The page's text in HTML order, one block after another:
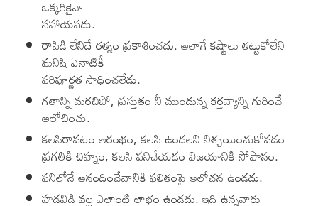
Christianity
Hinduism
Hindi
Lyrics in Hindi – Devotional Songs
Lyrics in Hindi – Movie Songs
Tamil
Lyrics in Tamil – Devotional Songs
Lyrics in Tamil – Movie Songs
Kannada
Lyrics in Kannada – Movie Songs
ఒక్కరికైనా
సహాయపడు.
రాపిడి లేనిదే రత్నం ప్రకాశించదు. అలాగే కష్టాలు తట్టుకోలేని
మనిషి ఏనాటికీ
పరిపూర్ణత సాధించలేడు.
గతాన్ని మరచిపో, ప్రస్తుతం నీ ముందున్న కర్తవ్యాన్ని గురించే
ఆలోచించు.
కలసిరావటం ఆరంభం, కలసి ఉండలని నిశ్చయించుకోవడం
ప్రగతికి చిహ్నం, కలసి పనిచేయడం విజయానికి సోపానం.
పనిలోనే ఆనందించేవానికి ఫలితంపై ఆలోచన ఉండదు.
హడవిడి వల్ల ఎలాంటి లాభం ఉండదు. ఇది ఉన్నవారు